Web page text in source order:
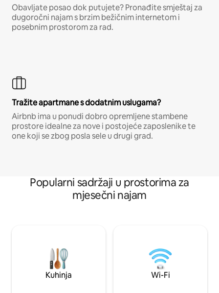
Obavljate posao dok putujete? Pronađite smještaj za
dugoročni najam s brzim bežičnim internetom i
posebnim prostorom za rad.
Tražite apartmane s dodatnim uslugama?
Airbnb ima u ponudi dobro opremljene stambene
prostore idealne za nove i postojeće zaposlenike te
one koji se zbog posla sele u drugi grad.
Popularni sadržaji u prostorima za
mjesečni najam
Kuhinja Wi-Fi